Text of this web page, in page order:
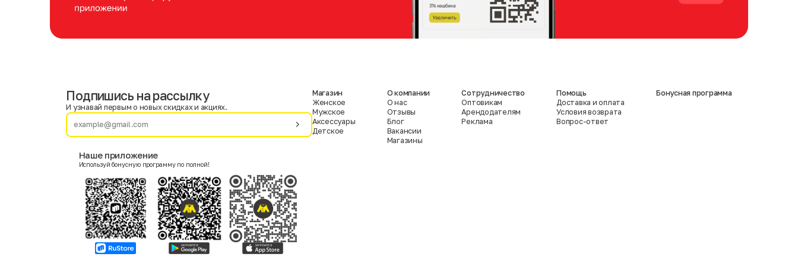
Фамилия
Женский
Согласие на получение чеков по электронной почте
Подпишись на рассылку
И узнавай первым о новых скидках и акциях.
Наше приложение
Используй бонусную программу по полной!
Магазин
Женское
Мужское
Аксессуары
Детское
О компании
О нас
Отзывы
Блог
Вакансии
Магазины
Сотрудничество
Оптовикам
Арендодателям
Реклама
Помощь
Доставка и оплата
Условия возврата
Вопрос-ответ
Бонусная программа